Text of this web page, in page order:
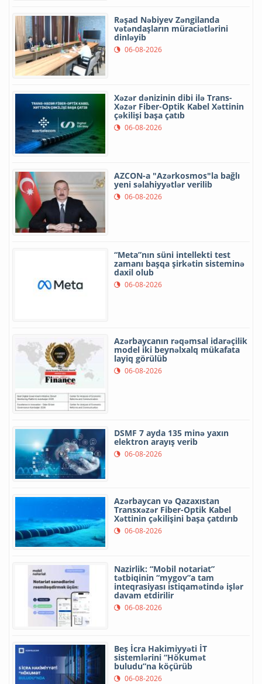
Rəşad Nəbiyev Zəngilanda
vətəndaşların müraciətlərini
dinləyib
06-08-2026
Xəzər dənizinin dibi ilə Trans-
Xəzər Fiber-Optik Kabel Xəttinin
çəkilişi başa çatıb
06-08-2026
AZCON-a "Azərkosmos"la bağlı
yeni səlahiyyətlər verilib
06-08-2026
“Meta”nın süni intellekti test
zamanı başqa şirkətin sisteminə
daxil olub
06-08-2026
Azərbaycanın rəqəmsal idarəçilik
model iki beynəlxalq mükafata
layiq görülüb
06-08-2026
DSMF 7 ayda 135 minə yaxın
elektron arayış verib
06-08-2026
Azərbaycan və Qazaxıstan
Transxəzər Fiber-Optik Kabel
Xəttinin çəkilişini başa çatdırıb
06-08-2026
Nazirlik: “Mobil notariat”
tətbiqinin “mygov”a tam
inteqrasiyası istiqamətində işlər
davam etdirilir
06-08-2026
Beş İcra Hakimiyyəti İT
sistemlərini “Hökumət
buludu”na köçürüb
06-08-2026